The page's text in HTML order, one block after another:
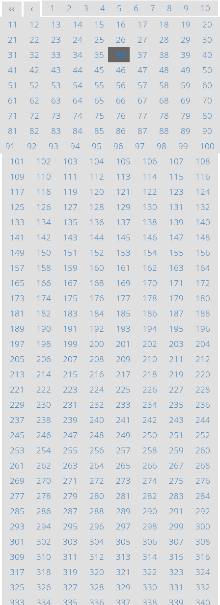
<< < 1 2 3 4 5 6 7 8 9
10
11
12 13 14 15 16 17 18 19
20
21
22 23 24 25 26 27 28 29
30
31
32 33 34 35 36 37 38 39
40
41
42 43 44 45 46 47 48 49
50
51
52 53 54 55 56 57 58 59
60
61
62 63 64 65 66 67 68 69
70
71
72 73 74 75 76 77 78 79
80
81
82 83 84 85 86 87 88 89
90
91
92 93 94 95 96 97 98 99
100
101
102 103 104 105 106 107
108
109
110 111 112 113 114 115
116
117
118 119 120 121 122 123
124
125
126 127 128 129 130 131
132
133
134 135 136 137 138 139
140
141
142 143 144 145 146 147
148
149
150 151 152 153 154 155
156
157
158 159 160 161 162 163
164
165
166 167 168 169 170 171
172
173
174 175 176 177 178 179
180
181
182 183 184 185 186 187
188
189
190 191 192 193 194 195
196
197
198 199 200 201 202 203
204
205
206 207 208 209 210 211
212
213
214 215 216 217 218 219
220
221
222 223 224 225 226 227
228
229
230 231 232 233 234 235
236
237
238 239 240 241 242 243
244
245
246 247 248 249 250 251
252
253
254 255 256 257 258 259
260
261
262 263 264 265 266 267
268
269
270 271 272 273 274 275
276
277
278 279 280 281 282 283
284
285
286 287 288 289 290 291
292
293
294 295 296 297 298 299
300
301
302 303 304 305 306 307
308
309
310 311 312 313 314 315
316
317
318 319 320 321 322 323
324
325
326 327 328 329 330 331
332
333
334 335 336 337 338 339 340